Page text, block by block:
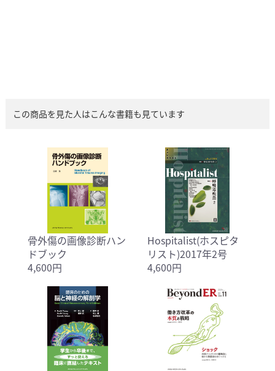
この商品を見た人はこんな書籍も見ています
骨外傷の画像診断ハン
ドブック
4,600円
Hospitalist(ホスピタ
リスト)2017年2号
4,600円